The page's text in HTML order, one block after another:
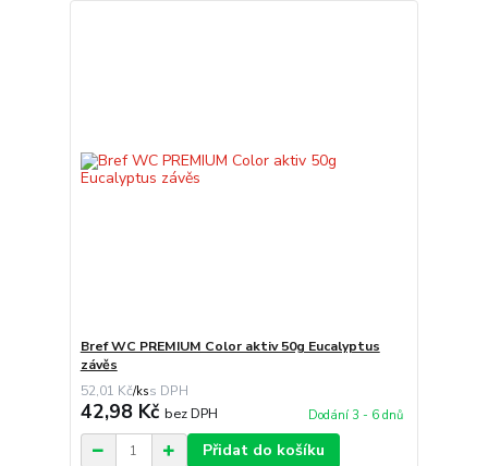
Bref WC PREMIUM Color aktiv 50g Eucalyptus
závěs
52,01 Kč/ks
42,98 Kč bez DPH Dodání 3 - 6 dnů
Přidat do košíku